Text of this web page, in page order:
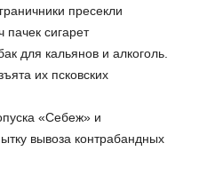
пресекли
пачек сигарет
для кальянов и алкоголь.
их псковских
«Себеж» и
вывоза контрабандных